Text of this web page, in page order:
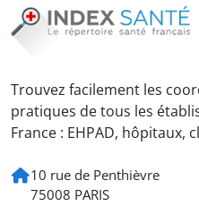
Trouvez facilement les
pratiques de tous les
France : EHPAD, hôpitaux,
10 rue de Penthièvre
75008 PARIS